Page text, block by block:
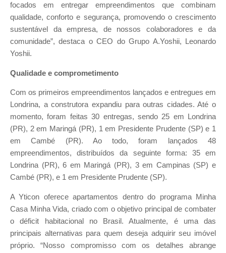
focados em entregar empreendimentos que combinam
qualidade, conforto e segurança, promovendo o crescimento
sustentável da empresa, de nossos colaboradores e da
comunidade”, destaca o CEO do Grupo A.Yoshii, Leonardo
Yoshii.
Qualidade e comprometimento
Com os primeiros empreendimentos lançados e entregues em
Londrina, a construtora expandiu para outras cidades. Até o
momento, foram feitas 30 entregas, sendo 25 em Londrina
(PR), 2 em Maringá (PR), 1 em Presidente Prudente (SP) e 1
em Cambé (PR). Ao todo, foram lançados 48
empreendimentos, distribuídos da seguinte forma: 35 em
Londrina (PR), 6 em Maringá (PR), 3 em Campinas (SP) e
Cambé (PR), e 1 em Presidente Prudente (SP).
A Yticon oferece apartamentos dentro do programa Minha
Casa Minha Vida, criado com o objetivo principal de combater
o déficit habitacional no Brasil. Atualmente, é uma das
principais alternativas para quem deseja adquirir seu imóvel
próprio. “Nosso compromisso com os detalhes abrange